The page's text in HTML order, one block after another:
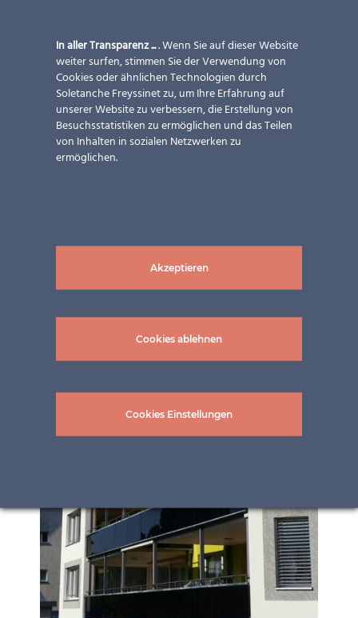
In aller Transparenz .... Wenn Sie auf dieser Website
weiter surfen, stimmen Sie der Verwendung von
Cookies oder ähnlichen Technologien durch
Soletanche Freyssinet zu, um Ihre Erfahrung auf
unserer Website zu verbessern, die Erstellung von
Besuchsstatistiken zu ermöglichen und das Teilen
von Inhalten in sozialen Netzwerken zu
ermöglichen.
Akzeptieren
Cookies ablehnen
Cookies Einstellungen